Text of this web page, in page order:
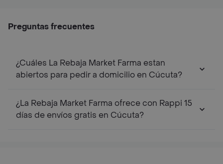
Preguntas frecuentes
¿Cuáles La Rebaja Market Farma estan
abiertos para pedir a domicilio en Cúcuta?
¿La Rebaja Market Farma ofrece con Rappi 15
días de envíos gratis en Cúcuta?